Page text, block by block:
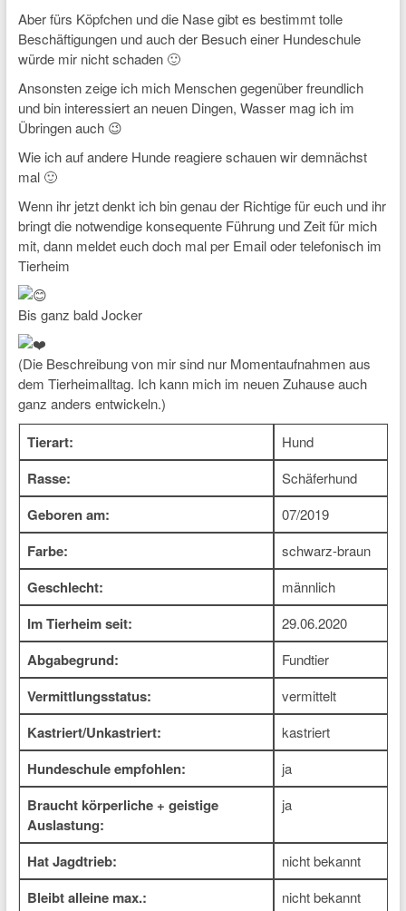
Aber fürs Köpfchen und die Nase gibt es bestimmt tolle
Beschäftigungen und auch der Besuch einer Hundeschule
würde mir nicht schaden 🙂
Ansonsten zeige ich mich Menschen gegenüber freundlich
und bin interessiert an neuen Dingen, Wasser mag ich im
Übringen auch 😉
Wie ich auf andere Hunde reagiere schauen wir demnächst
mal 🙂
Wenn ihr jetzt denkt ich bin genau der Richtige für euch und ihr
bringt die notwendige konsequente Führung und Zeit für mich
mit, dann meldet euch doch mal per Email oder telefonisch im
Tierheim
Bis ganz bald Jocker
(Die Beschreibung von mir sind nur Momentaufnahmen aus
dem Tierheimalltag. Ich kann mich im neuen Zuhause auch
ganz anders entwickeln.)
Tierart: Hund
Rasse: Schäferhund
Geboren am: 07/2019
Farbe: schwarz-braun
Geschlecht: männlich
Im Tierheim seit: 29.06.2020
Abgabegrund: Fundtier
Vermittlungsstatus: vermittelt
Kastriert/Unkastriert: kastriert
Hundeschule empfohlen: ja
Braucht körperliche + geistige
Auslastung:
ja
Hat Jagdtrieb: nicht bekannt
Bleibt alleine max.: nicht bekannt